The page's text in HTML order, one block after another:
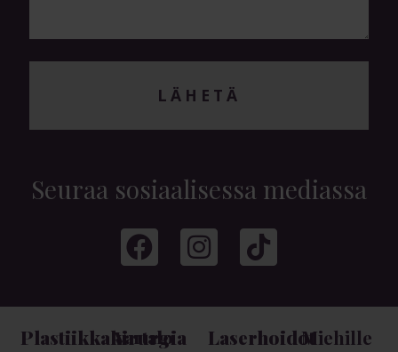
LÄHETÄ
Seuraa sosiaalisessa mediassa
Plastiikkakirurgia
Vartalo LaserhoidotMiehille